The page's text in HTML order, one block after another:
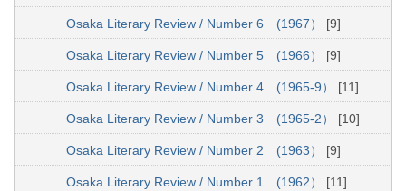
Osaka Literary Review / Number 6 (1967） [9]
Osaka Literary Review / Number 5 (1966） [9]
Osaka Literary Review / Number 4 (1965-9） [11]
Osaka Literary Review / Number 3 (1965-2） [10]
Osaka Literary Review / Number 2 (1963） [9]
Osaka Literary Review / Number 1 (1962） [11]